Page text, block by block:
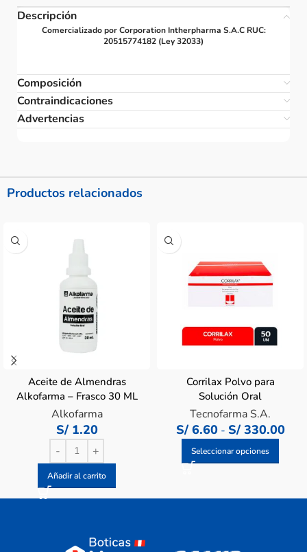
Descripción
Comercializado por Corporation Intherpharma S.A.C RUC:
20515774182 (Ley 32033)
Composición
Contraindicaciones
Advertencias
Productos relacionados
Aceite de Almendras
Alkofarma – Frasco 30 ML
Alkofarma
S/1.20
Añadir al carrito
Corrilax Polvo para
Solución Oral
Tecnofarma S.A.
S/6.60 - S/330.00
Seleccionar opciones